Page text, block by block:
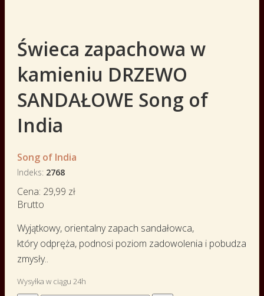
Świeca zapachowa w
kamieniu DRZEWO
SANDAŁOWE Song of
India
Song of India
Indeks 2768
Cena: 29,99 zł
Brutto
Wyjątkowy, orientalny zapach sandałowca,
który odpręża, podnosi poziom zadowolenia i pobudza
zmysły..
Wysyłka w ciągu 24h